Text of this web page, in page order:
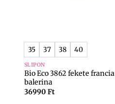
35 37 38 40
SLIPON
Bio Eco 3862 fekete francia
balerina
36990 Ft